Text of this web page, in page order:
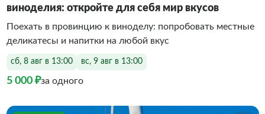
виноделия: откройте для себя мир вкусов
Поехать в провинцию к виноделу: попробовать местные
деликатесы и напитки на любой вкус
сб, 8 авг в 13:00 вс, 9 авг в 13:00
5 000 ₽за одного